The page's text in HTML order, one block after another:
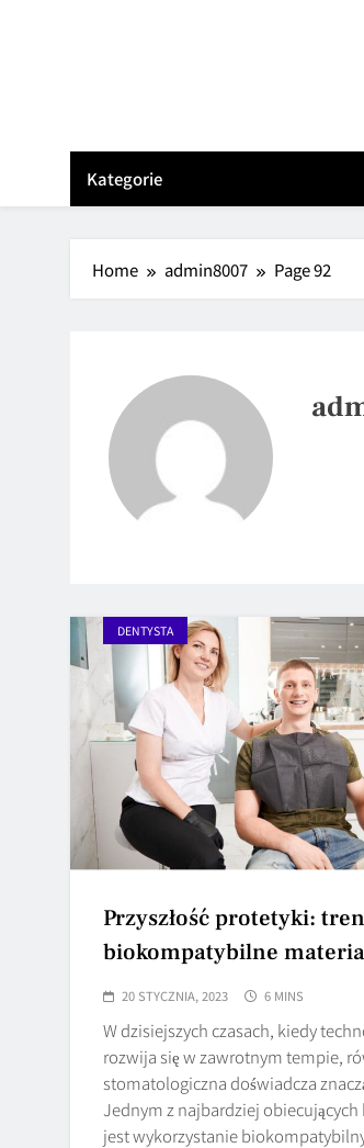
Kategorie
Home admin8007 Page 92
DENTYSTA
Przyszłość protetyki:
biokompatybilne
20 STYCZNIA, 2023 6 MINS
W dzisiejszych czasach, kiedy
rozwija się w zawrotnym tempie,
stomatologiczna doświadcza
Jednym z najbardziej
jest wykorzystanie